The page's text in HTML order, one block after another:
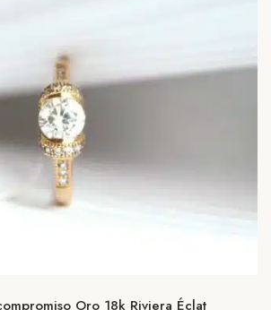
Oro 18k Riviera Éclat